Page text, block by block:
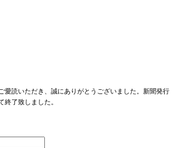
愛読いただき、誠にありがとうございました。新聞発行
終了致しました。